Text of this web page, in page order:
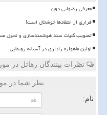
معرفی رضوانی دون
فراری از انتقادها خوشحال است!
تصویب کلیات سند هوشمندسازی و تحول
اولین ماهواره راداری در آستانه رونمایی
نظرات بینندگان رهاتل در
نظر شما در
نام: